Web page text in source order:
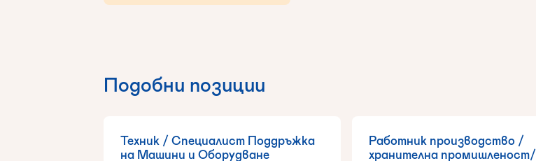
Подобни позиции
Техник / Специалист Поддръжка
на Машини и Оборудване
Работник производство /
хранителна промишленост/